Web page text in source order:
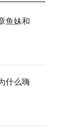
鱼妹和
什么嗨